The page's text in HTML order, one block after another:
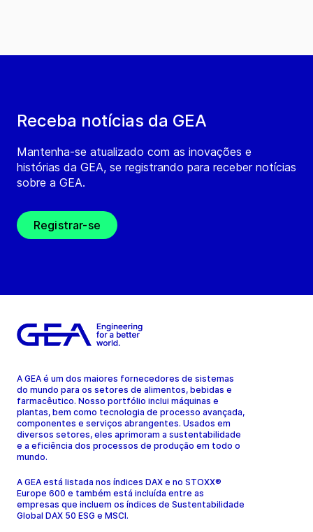
Receba notícias da GEA
Mantenha-se atualizado com as inovações e
histórias da GEA, se registrando para receber notícias
sobre a GEA.
Registrar-se
A GEA é um dos maiores fornecedores de sistemas
do mundo para os setores de alimentos, bebidas e
farmacêutico. Nosso portfólio inclui máquinas e
plantas, bem como tecnologia de processo avançada,
componentes e serviços abrangentes. Usados em
diversos setores, eles aprimoram a sustentabilidade
e a eficiência dos processos de produção em todo o
mundo.
A GEA está listada nos índices DAX e no STOXX®
Europe 600 e também está incluída entre as
empresas que incluem os índices de Sustentabilidade
Global DAX 50 ESG e MSCI.